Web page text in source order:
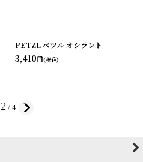
PETZL ペツル オシラント
3,410円(税込)
2 / 4